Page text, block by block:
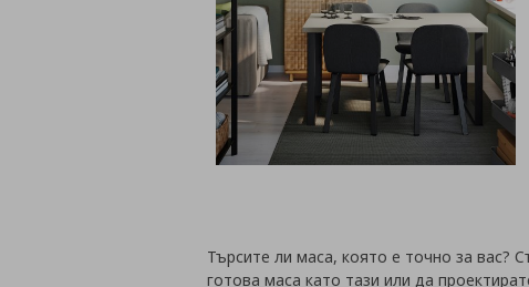
Търсите ли маса, която е точно за вас?
готова маса като тази или да